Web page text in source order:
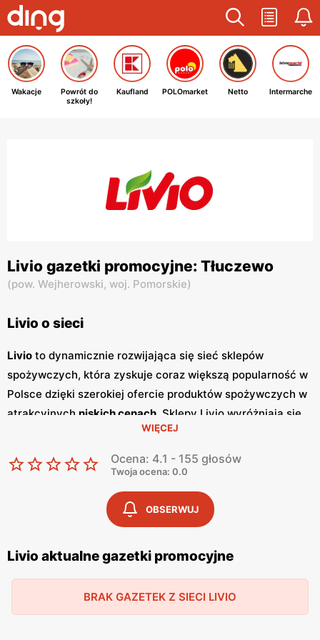
Wakacje
Powrót do
szkoły!
Kaufland POLOmarket Netto Intermarche
Livio gazetki promocyjne: Tłuczewo
(pow. Wejherowski, woj. Pomorskie)
Livio o sieci
Livio to dynamicznie rozwijająca się sieć sklepów
spożywczych, która zyskuje coraz większą popularność w
Polsce dzięki szerokiej ofercie produktów spożywczych w
atrakcyjnych niskich cenach . Sklepy Livio wyróżniają się
nie tylko bogatym asortymentem, ale także częstymi
, które przyciągają klientów szukających
oszczędności i wysokiej jakości. Regularnie wydawane
informują o aktualnych zniżkach i
ofertach specjalnych, co sprawia, że klienci mogą być na
bieżąco z najnowszymi okazjami zakupowymi. Livio
szczególnie stawia na polskie produkty, co jest wyrazem
ich zaangażowania w wspieranie lokalnych producentów i
produktów. W ofercie sklepów można znaleźć szeroki
WIĘCEJ
Ocena: 4.1 - 155 głosów
Twoja ocena: 0.0
OBSERWUJ
Livio aktualne gazetki promocyjne
BRAK GAZETEK Z SIECI LIVIO